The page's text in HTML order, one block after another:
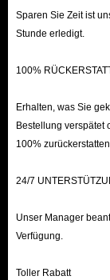
Sparen Sie Zeit ist
Stunde erledigt.
100%
Erhalten, was Sie
Bestellung verspätet
100%
24/7
Unser Manager
Verfügung.
Toller Rabatt